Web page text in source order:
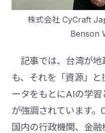
株式会社 CyCraft
Benson
記事では、台湾が地
も、それを「資源」
ータをもとにAIの学
が強調されています
国内の行政機関、金